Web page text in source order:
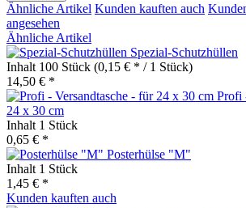
Ähnliche Artikel Kunden kauften auch
angesehen
Ähnliche Artikel
Spezial-Schutzhüllen
Inhalt 100 Stück (0,15 € * / 1 Stück)
14,50 € *
Profi
24 x 30 cm
Inhalt 1 Stück
0,65 € *
Posterhülse "M"
Inhalt 1 Stück
1,45 € *
Kunden kauften auch